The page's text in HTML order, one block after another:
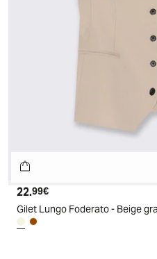
Prezzo attuale
22.99€
Gilet Lungo Foderato - Beige